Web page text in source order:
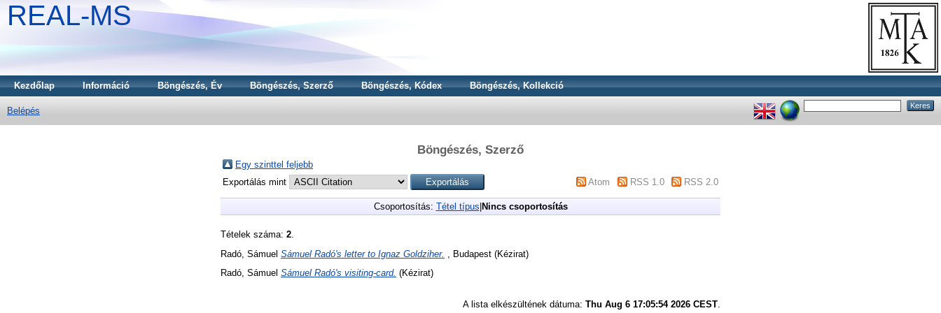
REAL-MS
Kezdőlap Információ Böngészés, Év Böngészés, Szerző Böngészés, Kódex Böngészés, Kollekció
Belépés
Böngészés, Szerző
Egy szinttel feljebb
Exportálás mint
Atom RSS 1.0 RSS 2.0
Csoportosítás: Tétel típus Nincs csoportosítás
Tételek száma: 2
Radó, Sámuel Sámuel Radó's letter to Ignaz Goldziher.
, Budapest (Kézirat)
Radó, Sámuel Sámuel Radó's visiting-card. (Kézirat)
A lista elkészültének dátuma: Thu Aug 6 17:05:54 2026 CEST.